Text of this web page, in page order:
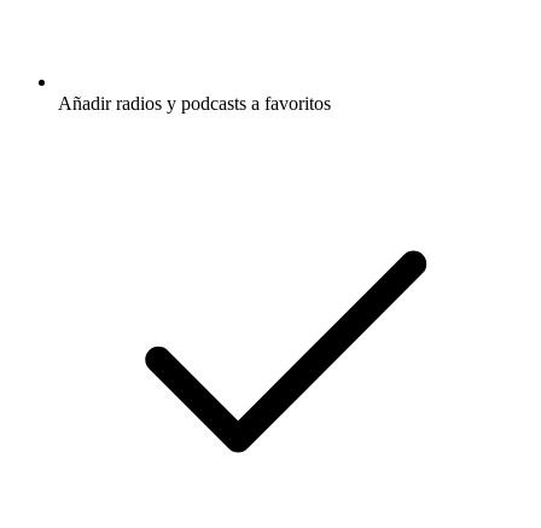
Añadir radios y podcasts a favoritos